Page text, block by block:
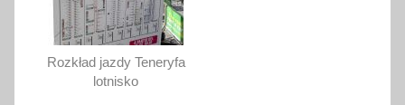
Rozkład jazdy Teneryfa
lotnisko